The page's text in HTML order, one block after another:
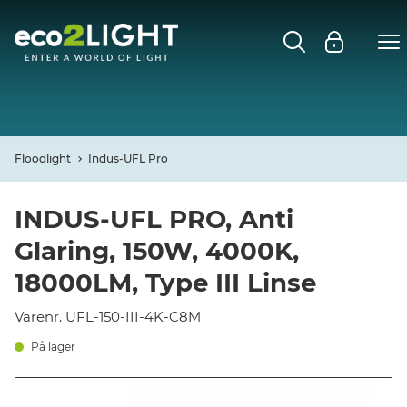
DECO
PROFIL
Floodlight Indus-UFL Pro
INDUS-UFL PRO, Anti
Glaring, 150W, 4000K,
18000LM, Type III Linse
Varenr. UFL-150-III-4K-C8M
På lager